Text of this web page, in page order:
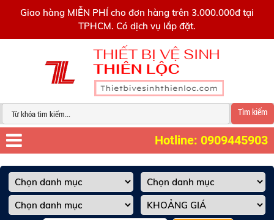
Giao hàng MIỄN PHÍ cho đơn hàng trên 3.000.000đ tại
TPHCM. Có dịch vụ lắp đặt.
Tìm kiếm
Hotline: 0909445903
0909445903